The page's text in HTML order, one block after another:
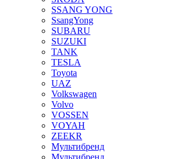
SSANG YONG
SsangYong
SUBARU
SUZUKI
TANK
TESLA
Toyota
UAZ
Volkswagen
Volvo
VOSSEN
VOYAH
ZEEKR
Мультибренд
Мультибренд